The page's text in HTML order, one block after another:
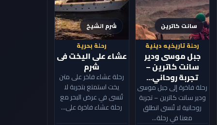
سانت كاترين
رحلة تاريخيه دينية
جبل موسى ودير
سانت كاترين –
تجربة روحاني...
رحلة فاخرة إلى جبل موسى
ودير سانت كاترين – تجربة
روحانية لا تُنسى انطلق
معنا في رحلة...
شرم الشيخ
رحلة بحرية
عشاء على اليخت فى
شرم
رحلة عشاء فاخر على متن
يخت استمتع بتجربة لا
تُنسى في عرض البحر مع
رحلة عشاء فاخرة على...